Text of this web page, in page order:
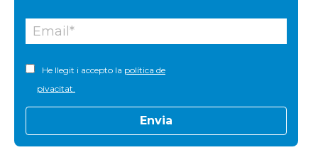
He llegit i accepto la política de
pivacitat.